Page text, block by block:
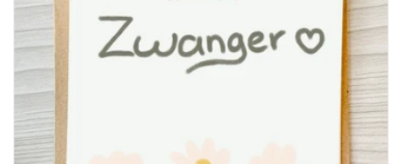
n
: